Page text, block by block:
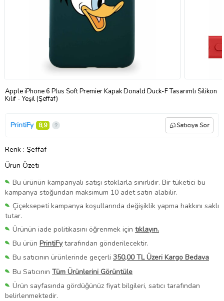
Apple iPhone 6 Plus Soft Premier Kapak Donald Duck-F Tasarımlı Silikon
Kılıf - Yeşil (Şeffaf)
PrintiFy 8,9 Satıcıya Sor
Renk : Şeffaf
Ürün Özeti
Bu ürünün kampanyalı satışı stoklarla sınırlıdır. Bir tüketici bu
kampanya stoğundan maksimum 10 adet satın alabilir.
Çiçeksepeti kampanya koşullarında değişiklik yapma hakkını saklı
tutar.
Ürünün iade politikasını öğrenmek için tıklayın.
Bu ürün PrintiFytarafından gönderilecektir.
Bu satıcının ürünlerinde geçerli 350,00 TL Üzeri Kargo Bedava
Bu Satıcının Tüm Ürünlerini Görüntüle
Ürün sayfasında gördüğünüz fiyat bilgileri, satıcı tarafından
belirlenmektedir.